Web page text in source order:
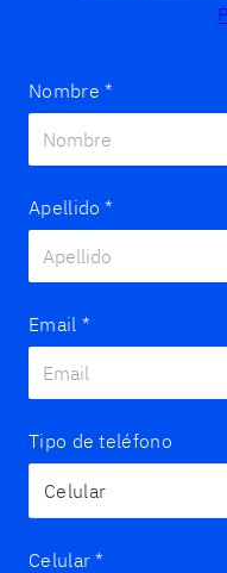
Nombre *
Apellido *
Email *
Tipo de teléfono
Celular *